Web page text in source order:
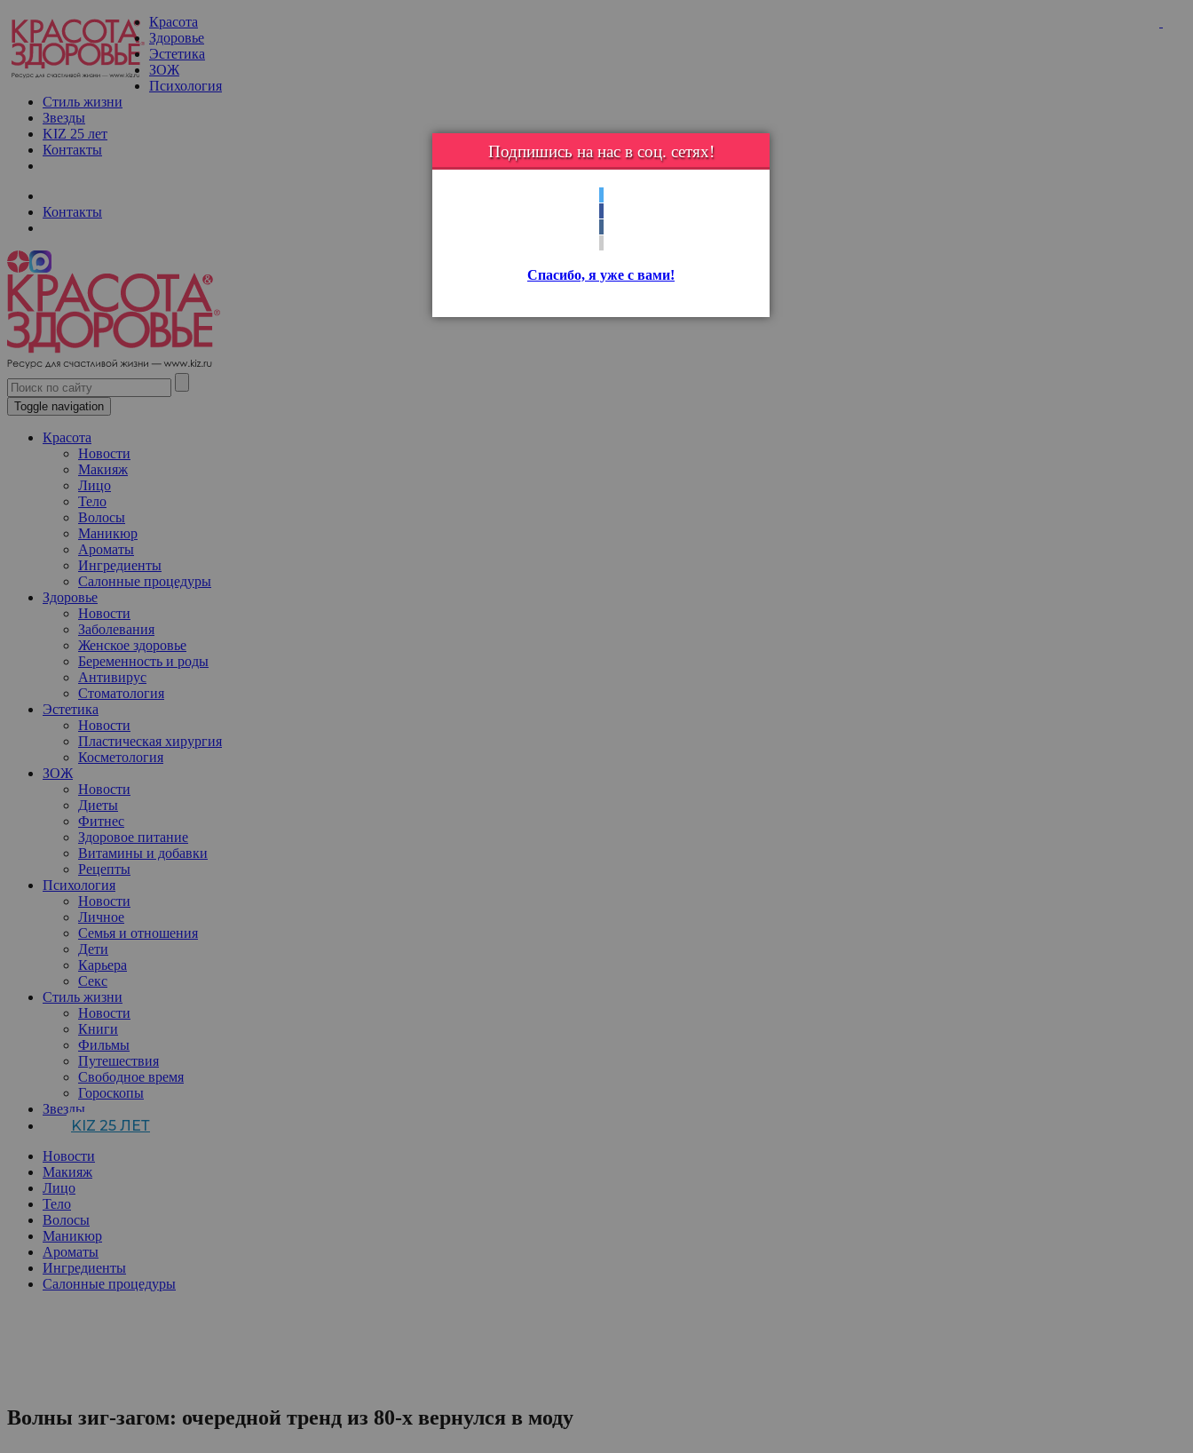
Красота
Здоровье
Эстетика
ЗОЖ
Психология
Стиль жизни
Звезды
KIZ 25 лет
Контакты
Контакты
Toggle navigation
Красота
Новости
Макияж
Лицо
Тело
Волосы
Маникюр
Ароматы
Ингредиенты
Салонные процедуры
Здоровье
Новости
Заболевания
Женское здоровье
Беременность и роды
Антивирус
Стоматология
Эстетика
Новости
Пластическая хирургия
Косметология
ЗОЖ
Новости
Диеты
Фитнес
Здоровое питание
Витамины и добавки
Рецепты
Психология
Новости
Личное
Семья и отношения
Дети
Карьера
Секс
Стиль жизни
Новости
Книги
Фильмы
Путешествия
Свободное время
Гороскопы
Звезды
KIZ 25 ЛЕТ
Новости
Макияж
Лицо
Тело
Волосы
Маникюр
Ароматы
Ингредиенты
Салонные процедуры
Подпишись на нас в соц. сетях!
Спасибо, я уже с вами!
Волны зиг-загом: очередной тренд из 80-х вернулся в моду